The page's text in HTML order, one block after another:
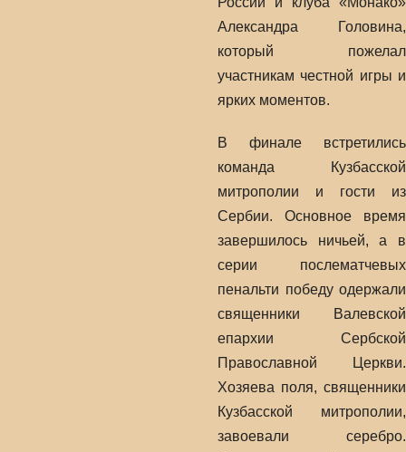
Александра Головина,
который пожелал
участникам честной игры и
ярких моментов.
В финале встретились
команда Кузбасской
митрополии и гости из
Сербии. Основное время
завершилось ничьей, а в
серии послематчевых
пенальти победу одержали
священники Валевской
епархии Сербской
Православной Церкви.
Хозяева поля, священники
Кузбасской митрополии,
завоевали серебро.